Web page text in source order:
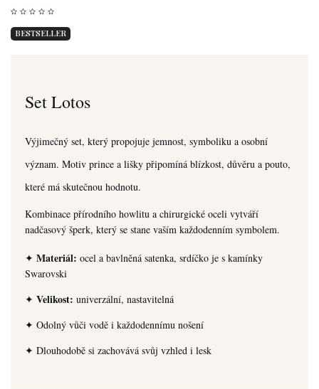
BESTSELLER
Set Lotos
Výjimečný set, který propojuje jemnost, symboliku a osobní
význam. Motiv prince a lišky připomíná blízkost, důvěru a pouto,
které má skutečnou hodnotu.
Kombinace přírodního howlitu a chirurgické oceli vytváří
nadčasový šperk, který se stane vaším každodenním symbolem.
✦ Materiál: ocel a bavlněná satenka, srdíčko je s kamínky
Swarovski
✦ Velikost: univerzální, nastavitelná
✦ Odolný vůči vodě i každodennímu nošení
✦ Dlouhodobě si zachovává svůj vzhled i lesk